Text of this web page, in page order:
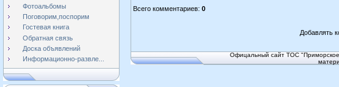
Фотоальбомы
Поговорим,поспорим
Гостевая книга
Обратная связь
Доска объявлений
Информационно-развле...
Всего комментариев: 0
Добавлять
Офицальный сайт ТОС